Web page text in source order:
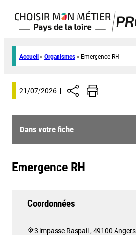
Accueil » Organismes » Emergence RH
21/07/2026
Dans votre fiche
Emergence RH
Coordonnées
3 impasse Raspail , 49100 Angers